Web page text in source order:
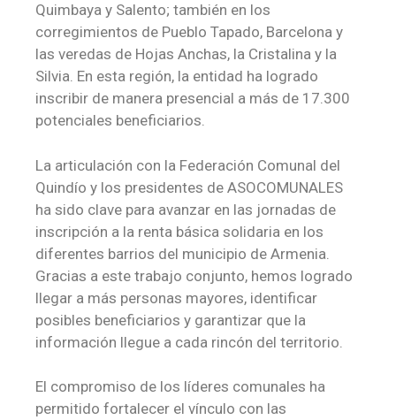
Quimbaya y Salento; también en los
corregimientos de Pueblo Tapado, Barcelona y
las veredas de Hojas Anchas, la Cristalina y la
Silvia. En esta región, la entidad ha logrado
inscribir de manera presencial a más de 17.300
potenciales beneficiarios.
La articulación con la Federación Comunal del
Quindío y los presidentes de ASOCOMUNALES
ha sido clave para avanzar en las jornadas de
inscripción a la renta básica solidaria en los
diferentes barrios del municipio de Armenia.
Gracias a este trabajo conjunto, hemos logrado
llegar a más personas mayores, identificar
posibles beneficiarios y garantizar que la
información llegue a cada rincón del territorio.
El compromiso de los líderes comunales ha
permitido fortalecer el vínculo con las